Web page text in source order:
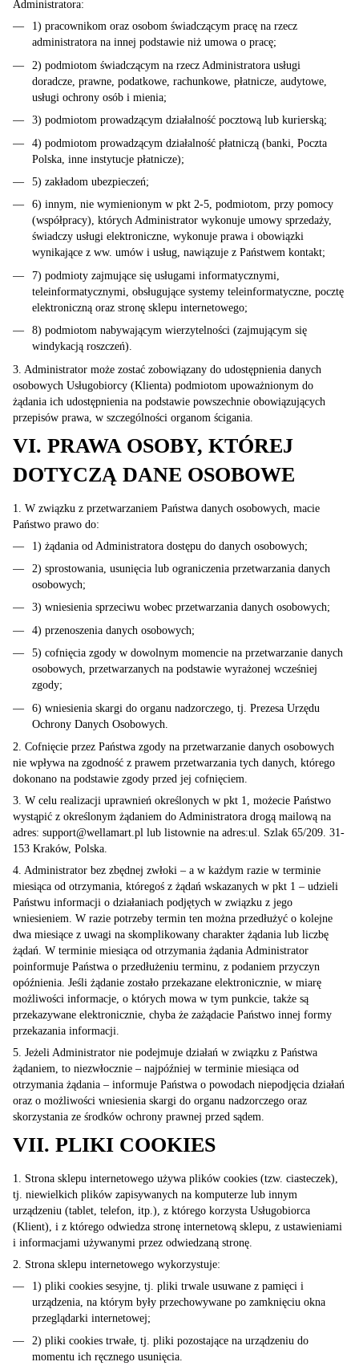
Administratora:
1) pracownikom oraz osobom świadczącym pracę na rzecz
administratora na innej podstawie niż umowa o pracę;
2) podmiotom świadczącym na rzecz Administratora usługi
doradcze, prawne, podatkowe, rachunkowe, płatnicze, audytowe,
usługi ochrony osób i mienia;
3) podmiotom prowadzącym działalność pocztową lub kurierską;
4) podmiotom prowadzącym działalność płatniczą (banki, Poczta
Polska, inne instytucje płatnicze);
5) zakładom ubezpieczeń;
6) innym, nie wymienionym w pkt 2-5, podmiotom, przy pomocy
(współpracy), których Administrator wykonuje umowy sprzedaży,
świadczy usługi elektroniczne, wykonuje prawa i obowiązki
wynikające z ww. umów i usług, nawiązuje z Państwem kontakt;
7) podmioty zajmujące się usługami informatycznymi,
teleinformatycznymi, obsługujące systemy teleinformatyczne, pocztę
elektroniczną oraz stronę sklepu internetowego;
8) podmiotom nabywającym wierzytelności (zajmującym się
windykacją roszczeń).
3. Administrator może zostać zobowiązany do udostępnienia danych
osobowych Usługobiorcy (Klienta) podmiotom upoważnionym do
żądania ich udostępnienia na podstawie powszechnie obowiązujących
przepisów prawa, w szczególności organom ścigania.
VI. PRAWA OSOBY, KTÓREJ
DOTYCZĄ DANE OSOBOWE
1. W związku z przetwarzaniem Państwa danych osobowych, macie
Państwo prawo do:
1) żądania od Administratora dostępu do danych osobowych;
2) sprostowania, usunięcia lub ograniczenia przetwarzania danych
osobowych;
3) wniesienia sprzeciwu wobec przetwarzania danych osobowych;
4) przenoszenia danych osobowych;
5) cofnięcia zgody w dowolnym momencie na przetwarzanie danych
osobowych, przetwarzanych na podstawie wyrażonej wcześniej
zgody;
6) wniesienia skargi do organu nadzorczego, tj. Prezesa Urzędu
Ochrony Danych Osobowych.
2. Cofnięcie przez Państwa zgody na przetwarzanie danych osobowych
nie wpływa na zgodność z prawem przetwarzania tych danych, którego
dokonano na podstawie zgody przed jej cofnięciem.
3. W celu realizacji uprawnień określonych w pkt 1, możecie Państwo
wystąpić z określonym żądaniem do Administratora drogą mailową na
adres: support@wellamart.pl lub listownie na adres:ul. Szlak 65/209. 31-
153 Kraków, Polska.
4. Administrator bez zbędnej zwłoki – a w każdym razie w terminie
miesiąca od otrzymania, któregoś z żądań wskazanych w pkt 1 – udzieli
Państwu informacji o działaniach podjętych w związku z jego
wniesieniem. W razie potrzeby termin ten można przedłużyć o kolejne
dwa miesiące z uwagi na skomplikowany charakter żądania lub liczbę
żądań. W terminie miesiąca od otrzymania żądania Administrator
poinformuje Państwa o przedłużeniu terminu, z podaniem przyczyn
opóźnienia. Jeśli żądanie zostało przekazane elektronicznie, w miarę
możliwości informacje, o których mowa w tym punkcie, także są
przekazywane elektronicznie, chyba że zażądacie Państwo innej formy
przekazania informacji.
5. Jeżeli Administrator nie podejmuje działań w związku z Państwa
żądaniem, to niezwłocznie – najpóźniej w terminie miesiąca od
otrzymania żądania – informuje Państwa o powodach niepodjęcia działań
oraz o możliwości wniesienia skargi do organu nadzorczego oraz
skorzystania ze środków ochrony prawnej przed sądem.
VII. PLIKI COOKIES
1. Strona sklepu internetowego używa plików cookies (tzw. ciasteczek),
tj. niewielkich plików zapisywanych na komputerze lub innym
urządzeniu (tablet, telefon, itp.), z którego korzysta Usługobiorca
(Klient), i z którego odwiedza stronę internetową sklepu, z ustawieniami
i informacjami używanymi przez odwiedzaną stronę.
2. Strona sklepu internetowego wykorzystuje:
1) pliki cookies sesyjne, tj. pliki trwale usuwane z pamięci i
urządzenia, na którym były przechowywane po zamknięciu okna
przeglądarki internetowej;
2) pliki cookies trwałe, tj. pliki pozostające na urządzeniu do
momentu ich ręcznego usunięcia.